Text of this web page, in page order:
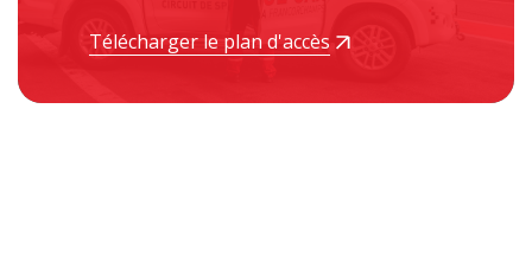
Télécharger le plan d'accès